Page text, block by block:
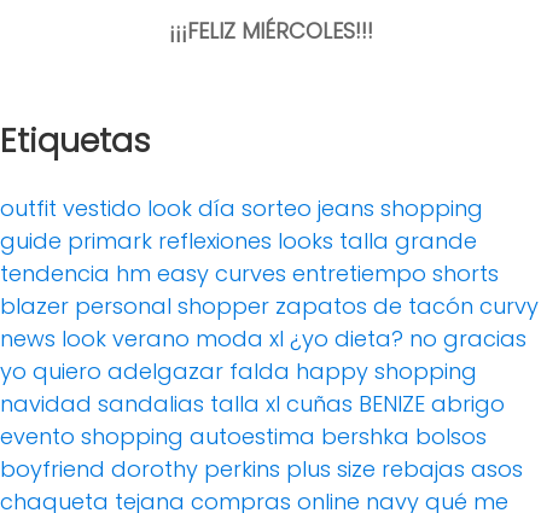
¡¡¡FELIZ MIÉRCOLES!!!
Etiquetas
outfit vestido look día sorteo jeans shopping
guide primark reflexiones looks talla grande
tendencia hm easy curves entretiempo shorts
blazer personal shopper zapatos de tacón curvy
news look verano moda xl ¿yo dieta? no gracias
yo quiero adelgazar falda happy shopping
navidad sandalias talla xl cuñas BENIZE abrigo
evento shopping autoestima bershka bolsos
boyfriend dorothy perkins plus size rebajas asos
chaqueta tejana compras online navy qué me